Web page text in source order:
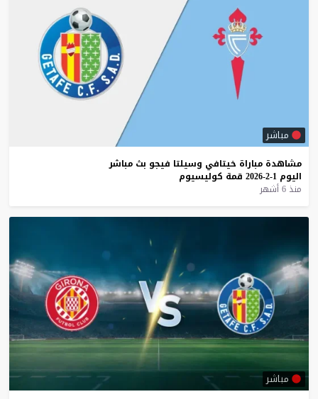
مباشر
مشاهدة مباراة خيتافي وسيلتا فيجو بث مباشر
اليوم 1-2-2026 قمة كوليسيوم
منذ 6 أشهر
مباشر